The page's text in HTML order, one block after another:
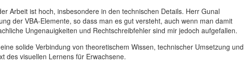
Arbeit ist hoch, insbesondere in den technischen Details. Herr Gunal
der VBA-Elemente, so dass man es gut versteht, auch wenn man damit
Ungenauigkeiten und Rechtschreibfehler sind mir jedoch aufgefallen.
solide Verbindung von theoretischem Wissen, technischer Umsetzung und
des visuellen Lernens für Erwachsene.